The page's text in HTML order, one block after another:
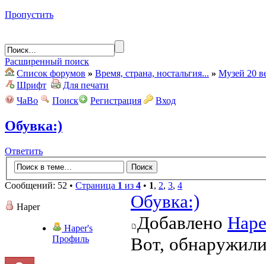
Пропустить
Расширенный поиск
Список форумов » Время, страна, ностальгия... » Музей 20
Шрифт
Для печати
ЧаВо
Поиск Регистрация Вход
Обувка:)
Ответить
Сообщений: 52 • Страница 1 из 4 • 1, 2, 3, 4
Haper
Haper's
Профиль
Обувка:)
Добавлено
Вот,